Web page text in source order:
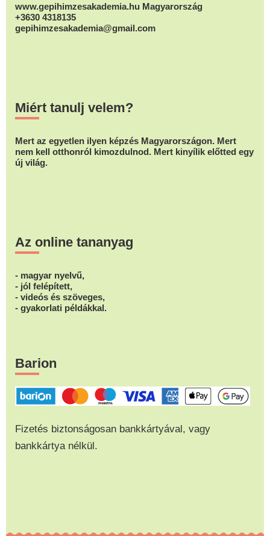
www.gepihimzesakademia.hu Magyarország
+3630 4318135
gepihimzesakademia@gmail.com
Miért tanulj velem?
Mert az egyetlen ilyen képzés Magyarországon. Mert
nem kell otthonról kimozdulnod. Mert kinyílik előtted egy
új világ.
Az online tananyag
- magyar nyelvű,
- jól felépített,
- videós és szöveges,
- gyakorlati példákkal.
Barion
Fizetés biztonságosan bankkártyával, vagy
bankkártya nélkül.